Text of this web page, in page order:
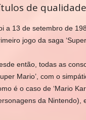
de
a 13 de setembro de
jogo da saga
então, todas as
Mario’, com o
é o caso de ‘Mario
da Nintendo),